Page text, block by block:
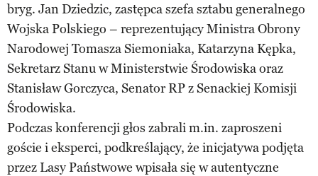
bryg. Jan Dziedzic, zastępca szefa sztabu generalnego
Wojska Polskiego – reprezentujący Ministra Obrony
Narodowej Tomasza Siemoniaka, Katarzyna Kępka,
Sekretarz Stanu w Ministerstwie Środowiska oraz
Stanisław Gorczyca, Senator RP z Senackiej Komisji
Środowiska.
Podczas konferencji głos zabrali m.in. zaproszeni
goście i eksperci, podkreślający, że inicjatywa podjęta
przez Lasy Państwowe wpisała się w autentyczne